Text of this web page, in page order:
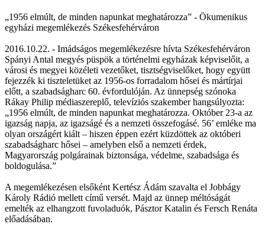
„1956 elmúlt, de minden napunkat meghatározza” - Ökumenikus
egyházi megemlékezés Székesfehérváron
2016.10.22. - Imádságos megemlékezésre hívta Székesfehérváron
Spányi Antal megyés püspök a történelmi egyházak képviselőit, a
városi és megyei közéleti vezetőket, tisztségviselőket, hogy együtt
fejezzék ki tiszteletüket az 1956-os forradalom hősei és mártírjai
előtt, a szabadságharc 60. évfordulóján. Az ünnepség szónoka
Rákay Philip médiaszereplő, televíziós szakember hangsúlyozta:
„1956 elmúlt, de minden napunkat meghatározza. Október 23-a az
igazság napja, az igazságé és a nemzeti összefogásé. 56’ emléke ma
olyan országért kiált – hiszen éppen ezért küzdöttek az októberi
szabadságharc hősei – amelyben első a nemzeti érdek,
Magyarország polgárainak biztonsága, védelme, szabadsága és
boldogulása.”
A megemlékezésen elsőként Kertész Ádám szavalta el Jobbágy
Károly Rádió mellett című versét. Majd az ünnep méltóságát
emelték az elhangzott fuvoladuók, Pásztor Katalin és Fersch Renáta
előadásában.